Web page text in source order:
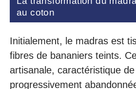
au coton
Initialement, le madras est
fibres de bananiers teints.
artisanale, caractéristique
progressivement